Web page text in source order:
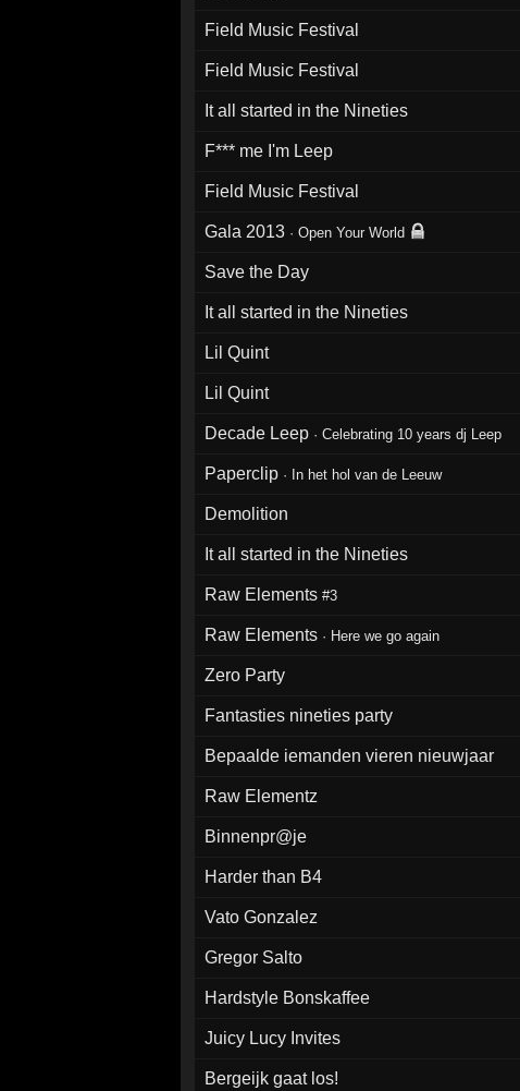
Field Music Festival
Field Music Festival
It all started in the Nineties
F*** me I'm Leep
Field Music Festival
Gala 2013 ·Open Your World
Save the Day
It all started in the Nineties
Lil Quint
Lil Quint
Decade Leep ·Celebrating 10 years dj Leep
Paperclip · In het hol van de Leeuw
Demolition
It all started in the Nineties
Raw Elements#3
Raw Elements · Here we go again
Zero Party
Fantasties nineties party
Bepaalde iemanden vieren nieuwjaar
Raw Elementz
Binnenpr@je
Harder than B4
Vato Gonzalez
Gregor Salto
Hardstyle Bonskaffee
Juicy Lucy Invites
Bergeijk gaat los!